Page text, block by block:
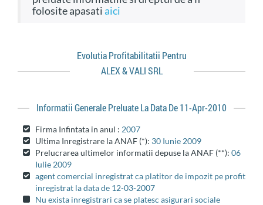
folosite apasatiaici
Evolutia Profitabilitatii Pentru
ALEX & VALI SRL
Informatii Generale Preluate La Data De 11-Apr-2010
Firma Infintata in anul : 2007
Ultima Inregistrare la ANAF (*): 30 Iunie 2009
Prelucrarea ultimelor informatii depuse la ANAF (**): 06
Iulie 2009
agent comercial inregistrat ca platitor de impozit pe profit
inregistrat la data de 12-03-2007
Nu exista inregistrari ca se platesc asigurari sociale